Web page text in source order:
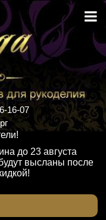
16-07
до 23 августа
высланы после